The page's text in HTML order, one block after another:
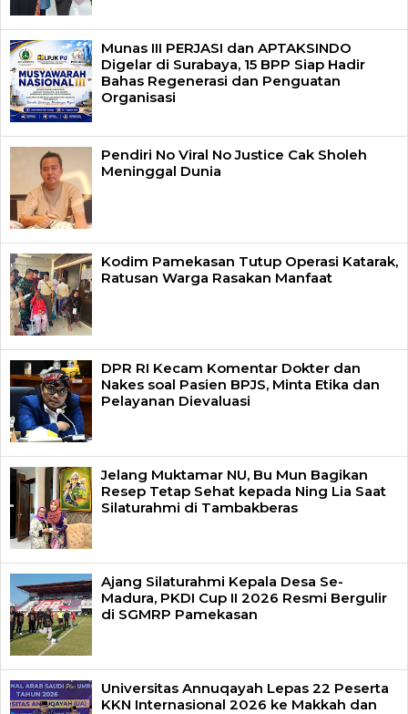
Munas III PERJASI dan APTAKSINDO
Digelar di Surabaya, 15 BPP Siap Hadir
Bahas Regenerasi dan Penguatan
Organisasi
Pendiri No Viral No Justice Cak Sholeh
Meninggal Dunia
Kodim Pamekasan Tutup Operasi Katarak,
Ratusan Warga Rasakan Manfaat
DPR RI Kecam Komentar Dokter dan
Nakes soal Pasien BPJS, Minta Etika dan
Pelayanan Dievaluasi
Jelang Muktamar NU, Bu Mun Bagikan
Resep Tetap Sehat kepada Ning Lia Saat
Silaturahmi di Tambakberas
Ajang Silaturahmi Kepala Desa Se-
Madura, PKDI Cup II 2026 Resmi Bergulir
di SGMRP Pamekasan
Universitas Annuqayah Lepas 22 Peserta
KKN Internasional 2026 ke Makkah dan